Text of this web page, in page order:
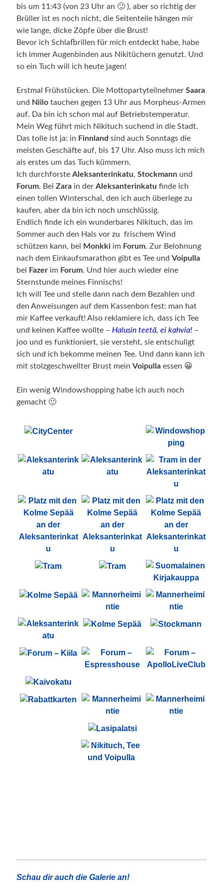
bis um 11:43 (von 23 Uhr an 🙂 ), aber so richtig der
Brüller ist es noch nicht, die Seitenteile hängen mir
wie lange, dicke Zöpfe über die Brust!
Bevor ich Schlafbrillen für mich entdeckt habe, habe
ich immer Augenbinden aus Nikitüchern genutzt. Und
so ein Tuch will ich heute jagen!
Erstmal Frühstücken. Die Mottopartyteilnehmer Saara
und Niilotauchen gegen 13 Uhr aus Morpheus-Armen
auf. Da bin ich schon mal auf Betriebstemperatur.
Mein Weg führt mich Nikituch suchend in die Stadt.
Das tolle ist ja: in Finnland sind auch Sonntags die
meisten Geschäfte auf, bis 17 Uhr. Also muss ich mich
als erstes um das Tuch kümmern.
Ich durchforste Aleksanterinkatu, Stockmannund
Forum. Bei Zarain der Aleksanterinkatu finde ich
einen tollen Winterschal, den ich auch überlege zu
kaufen, aber da bin ich noch unschlüssig.
Endlich finde ich ein wunderbares Nikituch, das im
Sommer auch den Hals vor zu frischem Wind
schützen kann, bei Monkkiim Forum. Zur Belohnung
nach dem Einkaufsmarathon gibt es Tee und Voipulla
bei Fazerim Forum. Und hier auch wieder eine
Sternstunde meines Finnischs!
Ich will Tee und stelle dann nach dem Bezahlen und
den Anweisungen auf dem Kassenbon fest: man hat
mir Kaffee verkauft! Also reklamiere ich, dass ich Tee
und keinen Kaffee wollte – Halusin teetä, ei kahvia!–
joo und es funktioniert, sie versteht, sie entschuligt
sich und ich bekomme meinen Tee. Und dann kann ich
mit stolzgeschwellter Brust mein Voipullaessen 😀
Ein wenig Windowshopping habe ich auch noch
gemacht 🙂
Schau dir auch die Galerie an!